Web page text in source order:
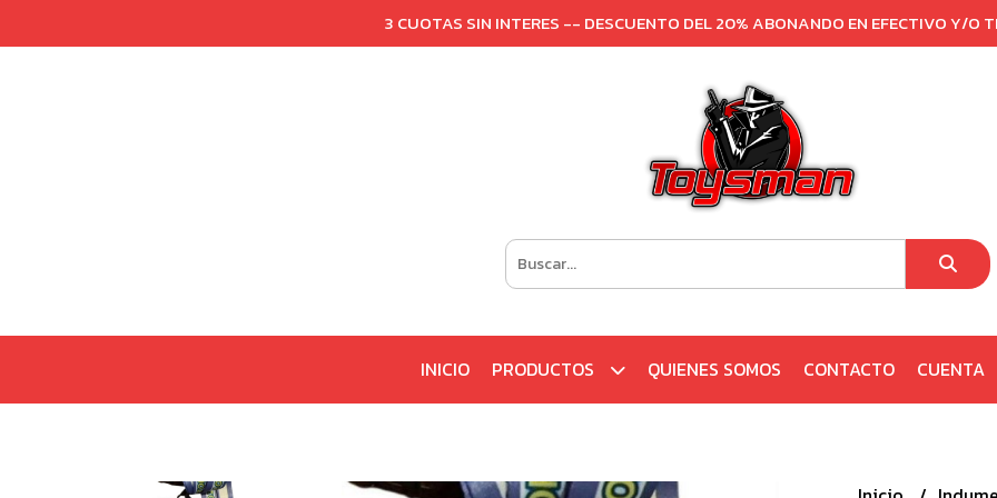
3 CUOTAS SIN INTERES -- DESCUENTO DEL 20% ABONANDO EN EFECTIVO Y/O
INICIO PRODUCTOS QUIENES SOMOS CONTACTO CUENTA